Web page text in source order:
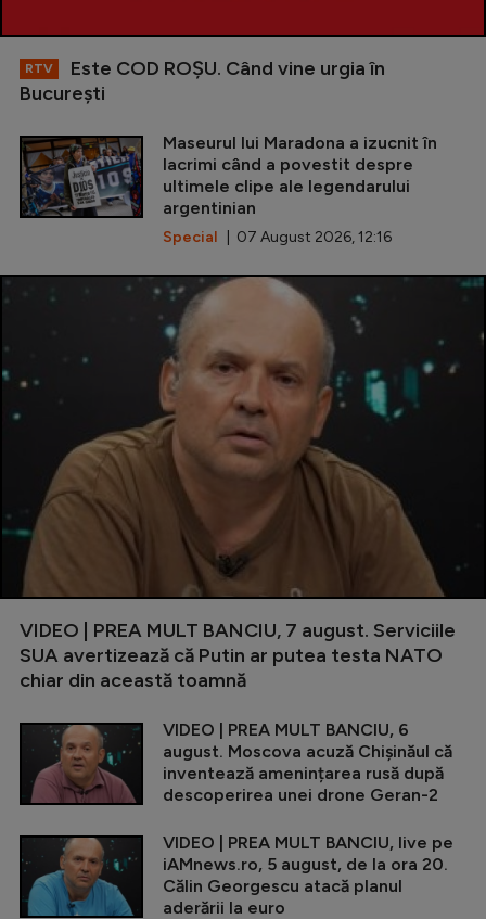
RTV
Este COD ROŞU. Când vine urgia în
Bucureşti
Maseurul lui Maradona a izucnit în
lacrimi când a povestit despre
ultimele clipe ale legendarului
argentinian
Special | 07 August 2026, 12:16
VIDEO | PREA MULT BANCIU, 7 august. Serviciile
SUA avertizează că Putin ar putea testa NATO
chiar din această toamnă
VIDEO | PREA MULT BANCIU, 6
august. Moscova acuză Chișinăul că
inventează amenințarea rusă după
descoperirea unei drone Geran-2
VIDEO | PREA MULT BANCIU, live pe
iAMnews.ro, 5 august, de la ora 20.
Călin Georgescu atacă planul
aderării la euro